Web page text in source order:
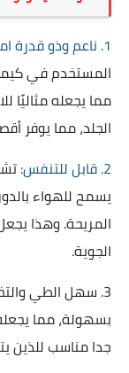
1. ناعم وذو قدرة امتصاص عالية:
مما يجعله مثاليًا
الجلد، مما يوفر
2. قابل للتنفس:
يسمح للهواء
الجوية.
بسهولة، مما
جدا مناسب للذين